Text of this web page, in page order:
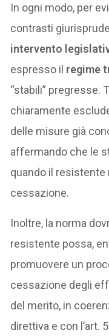
In ogni modo, per
contrasti
intervento
espresso il regime
“stabili” pregresse.
chiaramente
delle misure già
affermando che le
quando il resistente
cessazione.
Inoltre, la norma
resistente possa,
promuovere un
cessazione degli
del merito, in
direttiva e con l’art.